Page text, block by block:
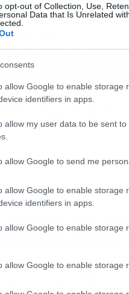
opt-out of Collection, Use,
Data that Is Unrelated
allow Google to enable storage
identifiers in apps.
allow my user data to be sent
allow Google to send me
allow Google to enable storage
identifiers in apps.
allow Google to enable storage
allow Google to enable storage
2016
πώς
φάλαινα
μια… μπουλντόζα
μιας νεκρής
σήψη. Δείτε το
2016 10:45
εκεί που
φάλαινα Ορκα
κολυμπούσατε, έστω κι αν
που κυκλοφορούν